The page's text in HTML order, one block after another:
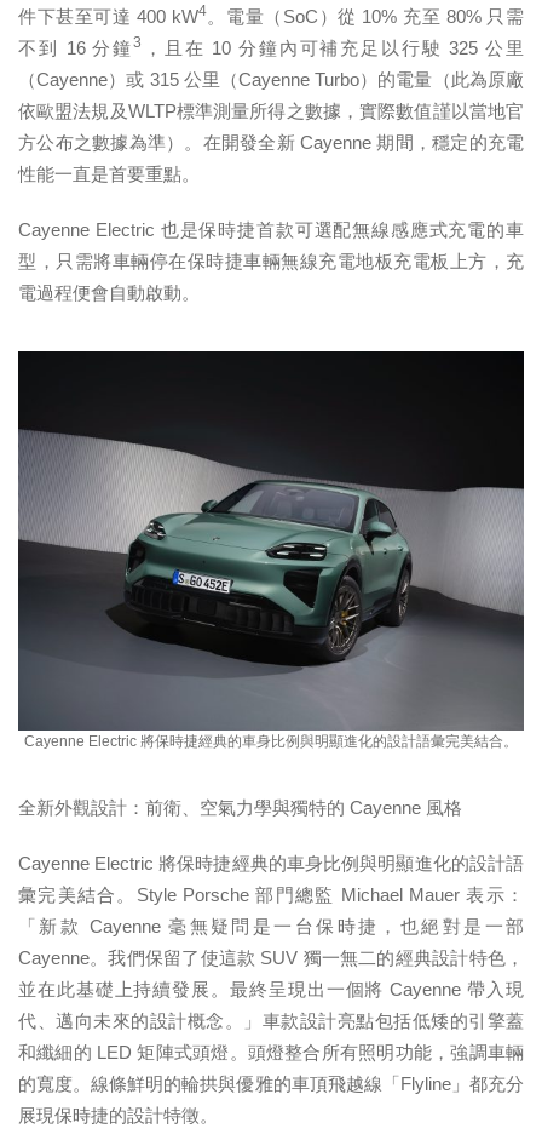
件下甚至可達 400 kW4。電量（SoC）從 10% 充至 80% 只需
不到 16 分鐘3
，且在 10 分鐘內可補充足以行駛 325 公里
（Cayenne）或 315 公里（Cayenne Turbo）的電量（此為原廠
依歐盟法規及WLTP標準測量所得之數據，實際數值謹以當地官
方公布之數據為準）。在開發全新 Cayenne 期間，穩定的充電
性能一直是首要重點。
Cayenne Electric 也是保時捷首款可選配無線感應式充電的車
型，只需將車輛停在保時捷車輛無線充電地板充電板上方，充
電過程便會自動啟動。
Cayenne Electric 將保時捷經典的車身比例與明顯進化的設計語彙完美結合。
全新外觀設計：前衛、空氣力學與獨特的 Cayenne 風格
Cayenne Electric 將保時捷經典的車身比例與明顯進化的設計語
彙完美結合。Style Porsche 部門總監 Michael Mauer 表示：
「新款 Cayenne 毫無疑問是一台保時捷，也絕對是一部
Cayenne。我們保留了使這款 SUV 獨一無二的經典設計特色，
並在此基礎上持續發展。最終呈現出一個將 Cayenne 帶入現
代、邁向未來的設計概念。」車款設計亮點包括低矮的引擎蓋
和纖細的 LED 矩陣式頭燈。頭燈整合所有照明功能，強調車輛
的寬度。線條鮮明的輪拱與優雅的車頂飛越線「Flyline」都充分
展現保時捷的設計特徵。